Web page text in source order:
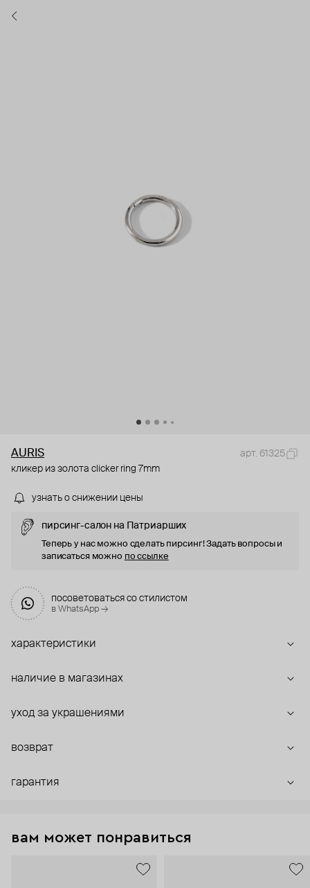
AURIS
арт. 61325
кликер из золота clicker ring 7mm
узнать о снижении цены
пирсинг-салон на Патриарших
Теперь у нас можно сделать пирсинг! Задать вопросы и
записаться можно по ссылке
посоветоваться со стилистом
в WhatsApp →
характеристики
наличие в магазинах
уход за украшениями
возврат
гарантия
вам может понравиться